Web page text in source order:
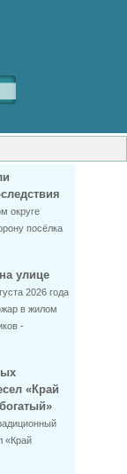
округе
посёлка
улице
2026 года
в жилом
-
«Край
«Край